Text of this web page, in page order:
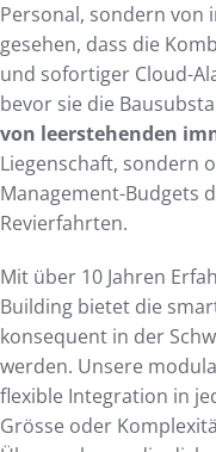
Personal, sondern von
gesehen, dass die
und sofortiger Cloud-
bevor sie die
von leerstehenden
Liegenschaft, sondern
Management-Budgets
Revierfahrten.
Mit über 10 Jahren
Building bietet die
konsequent in der
werden. Unsere
flexible Integration in
Grösse oder